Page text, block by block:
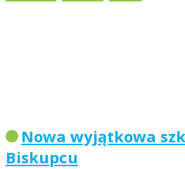
Nowa wyjątkowa
Biskupcu